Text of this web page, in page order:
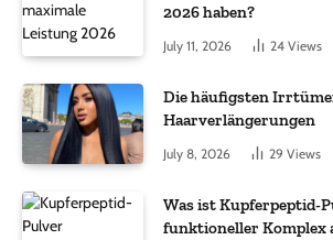
2026 haben?
July 11, 2026 24 Views
Die häufigsten
Haarverlängerungen
July 8, 2026 29 Views
Was ist Kupferpeptid-
funktioneller Komplex